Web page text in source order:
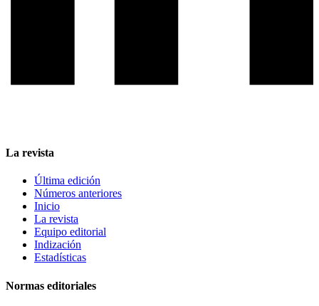
La revista
Última edición
Números anteriores
Inicio
La revista
Equipo editorial
Indización
Estadísticas
Normas editoriales